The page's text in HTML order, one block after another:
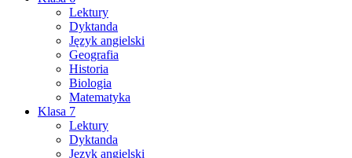
Lektury
Dyktanda
Język angielski
Geografia
Historia
Biologia
Matematyka
Klasa 7
Lektury
Dyktanda
Język angielski